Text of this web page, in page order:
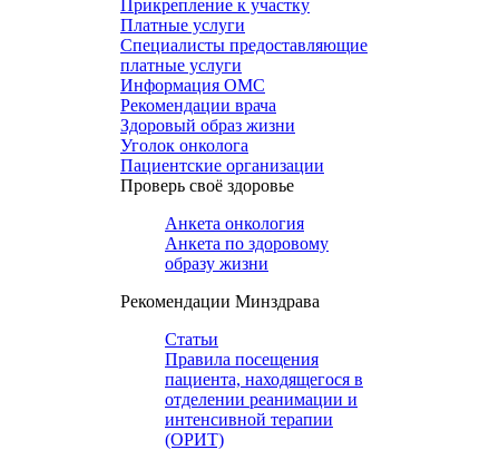
Прикрепление к участку
Платные услуги
Специалисты предоставляющие
платные услуги
Информация ОМС
Рекомендации врача
Здоровый образ жизни
Уголок онколога
Пациентские организации
Проверь своё здоровье
Анкета онкология
Анкета по здоровому
образу жизни
Рекомендации Минздрава
Статьи
Правила посещения
пациента, находящегося в
отделении реанимации и
интенсивной терапии
(ОРИТ)